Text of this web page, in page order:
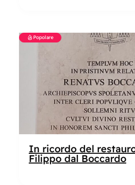
Popolare
In ricordo del
Filippo dal Boccardo